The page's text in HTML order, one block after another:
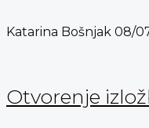
Katarina Bošnjak 08/
Otvorenje